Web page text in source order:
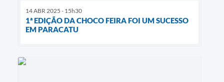
14 ABR 2025 - 15h30
1ª EDIÇÃO DA CHOCO FEIRA FOI UM SUCESSO
EM PARACATU